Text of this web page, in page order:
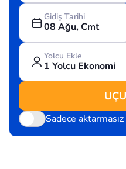
Gidiş Tarihi
08 Ağu, Cmt
Yolcu Ekle
1 Yolcu Ekonomi
Sadece